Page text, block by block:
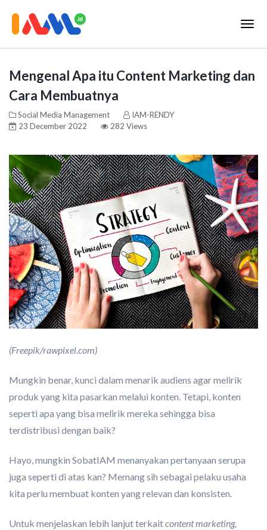
Mengenal Apa itu Content Marketing dan
Cara Membuatnya
Social Media Management
IAM-RENDY
23 December 2022
282 Views
(Freepik/rawpixel.com)
Mungkin benar, kunci dalam menarik audiens agar melirik
produk yang kita pasarkan melalui konten. Tetapi, konten
seperti apa yang bisa melirik mereka sehingga bisa
terdistribusi dengan baik?
Hayo, mungkin SobatIAM menanyakan pertanyaan serupa
juga seperti di atas kan? Memang sih sebagai pelaku usaha
kita perlu membuat konten yang relevan dan konsisten.
Untuk menjelaskan lebih lanjut terkaitcontent marketing,